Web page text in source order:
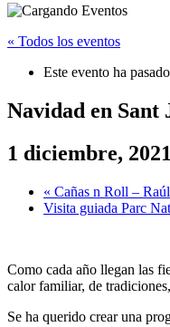
« Todos los eventos
Este evento ha
Navidad en Sant
1 diciembre, 2021
« Cañas n Roll –
Visita guiada Parc
Como cada año llegan las
calor familiar, de
Se ha querido crear una